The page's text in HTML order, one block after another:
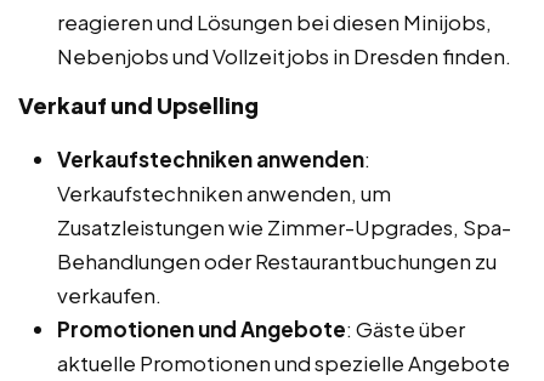
reagieren und Lösungen bei diesen Minijobs,
Nebenjobs und Vollzeitjobs in Dresden finden.
Verkauf und Upselling
Verkaufstechniken anwenden:
Verkaufstechniken anwenden, um
Zusatzleistungen wie Zimmer-Upgrades, Spa-
Behandlungen oder Restaurantbuchungen zu
verkaufen.
Promotionen und Angebote: Gäste über
aktuelle Promotionen und spezielle Angebote